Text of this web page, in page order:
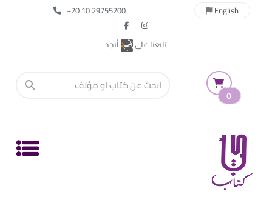
+20 10 29755200
تابعنا على أبجد
English
0